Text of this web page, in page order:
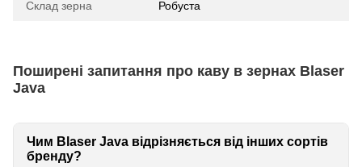
Склад зерна Робуста
Поширені запитання про каву в зернах Blaser
Java
Чим Blaser Java відрізняється від інших сортів
бренду?